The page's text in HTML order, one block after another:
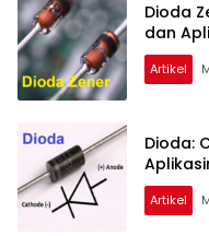
Dioda
dan
Artikel
Dioda:
Artikel